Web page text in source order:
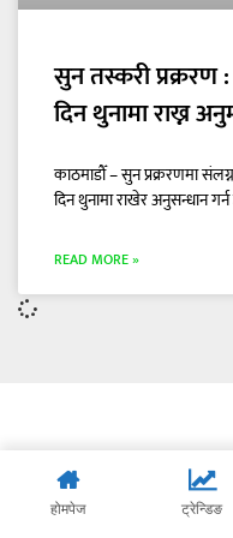
सुन तस्करी प्रक्ररण
दिन थुनामा राख्न
काठमाडौँ – सुन प्रक्ररणमा
दिन थुनामा राखेर अनुसन्धान
READ MORE »
होमपेज ट्रेन्डिङ